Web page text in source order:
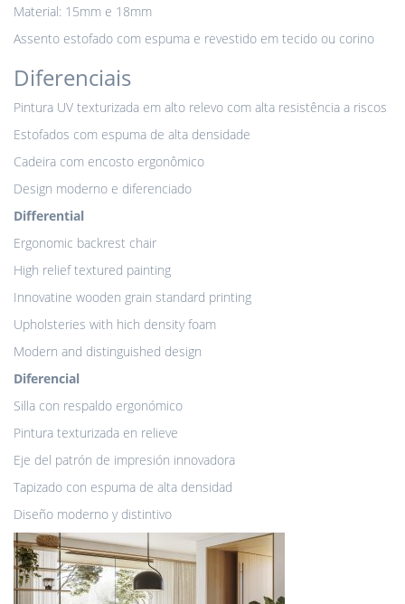
Material: 15mm e 18mm
Assento estofado com espuma e revestido em tecido ou corino
Diferenciais
Pintura UV texturizada em alto relevo com alta resistência a riscos
Estofados com espuma de alta densidade
Cadeira com encosto ergonômico
Design moderno e diferenciado
Differential
Ergonomic backrest chair
High relief textured painting
Innovatine wooden grain standard printing
Upholsteries with hich density foam
Modern and distinguished design
Diferencial
Silla con respaldo ergonómico
Pintura texturizada en relieve
Eje del patrón de impresión innovadora
Tapizado con espuma de alta densidad
Diseño moderno y distintivo